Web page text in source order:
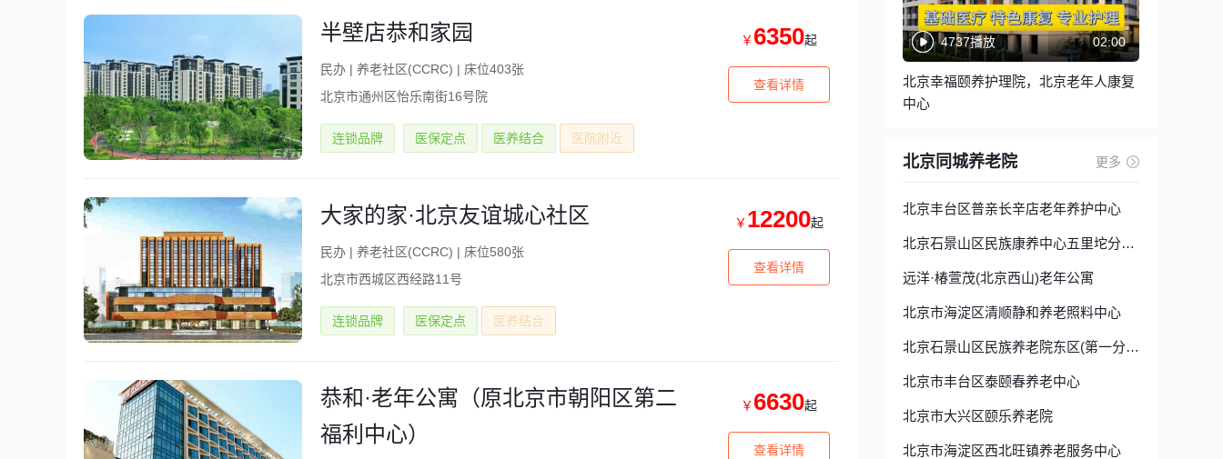
半壁店恭和家园
民办 | 养老社区(CCRC) | 床位403张
北京市通州区怡乐南街16号院
连锁品牌 医保定点 医养结合 医院附近
￥ 6350起
查看详情
大家的家·北京友谊城心社区
民办 | 养老社区(CCRC) | 床位580张
北京市西城区西经路11号
连锁品牌 医保定点 医养结合
￥ 12200起
查看详情
恭和·老年公寓（原北京市朝阳区第二
福利中心）
￥ 6630起
查看详情
4737播放 02:00
北京幸福颐养护理院，北京老年人康复
中心
北京同城养老院 更多
北京丰台区普亲长辛店老年养护中心
北京石景山区民族康养中心五里坨分院(第四分院)
远洋·椿萱茂(北京西山)老年公寓
北京市海淀区清顺静和养老照料中心
北京石景山区民族养老院东区(第一分院)
北京市丰台区泰颐春养老中心
北京市大兴区颐乐养老院
北京市海淀区西北旺镇养老服务中心